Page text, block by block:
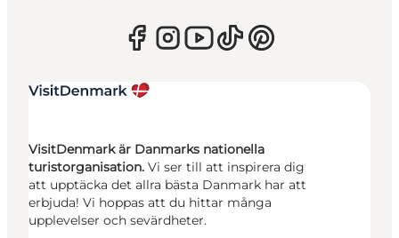
VisitDenmark är Danmarks nationella
turistorganisation. Vi ser till att inspirera dig
att upptäcka det allra bästa Danmark har att
erbjuda! Vi hoppas att du hittar många
upplevelser och sevärdheter.